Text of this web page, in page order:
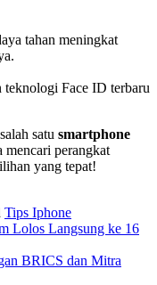
tahan meningkat
teknologi Face ID terbaru
satu smartphone
mencari perangkat
yang tepat!
Tips Iphone
Lolos Langsung ke 16
BRICS dan Mitra